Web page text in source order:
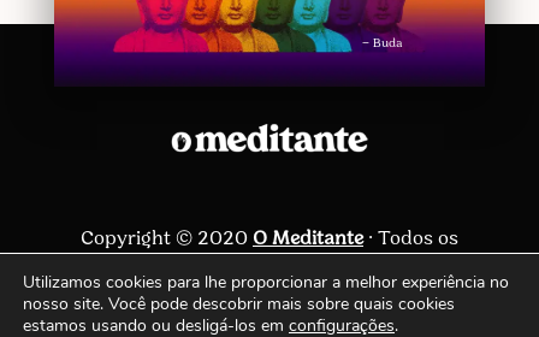
– Buda
Copyright © 2020 O Meditante· Todos os
Siga-nos
Utilizamos cookies para lhe proporcionar a melhor experiência no
nosso site. Você pode descobrir mais sobre quais cookies
estamos usando ou desligá-los em configurações.